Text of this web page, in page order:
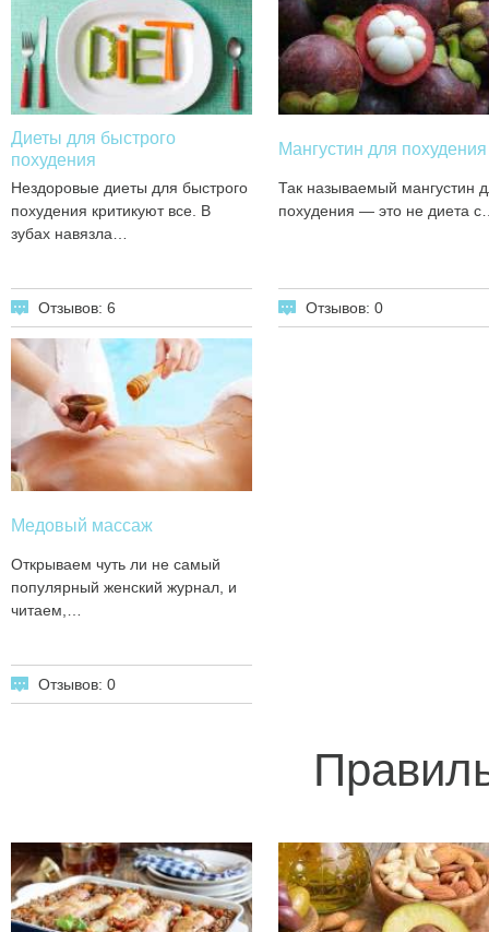
Диеты для быстрого
похудения
Нездоровые диеты для быстрого
похудения критикуют все. В
зубах навязла…
Отзывов: 6
Мангустин для похудения
Так называемый мангустин
похудения — это не диета
Отзывов: 0
Медовый массаж
Открываем чуть ли не самый
популярный женский журнал, и
читаем,…
Отзывов: 0